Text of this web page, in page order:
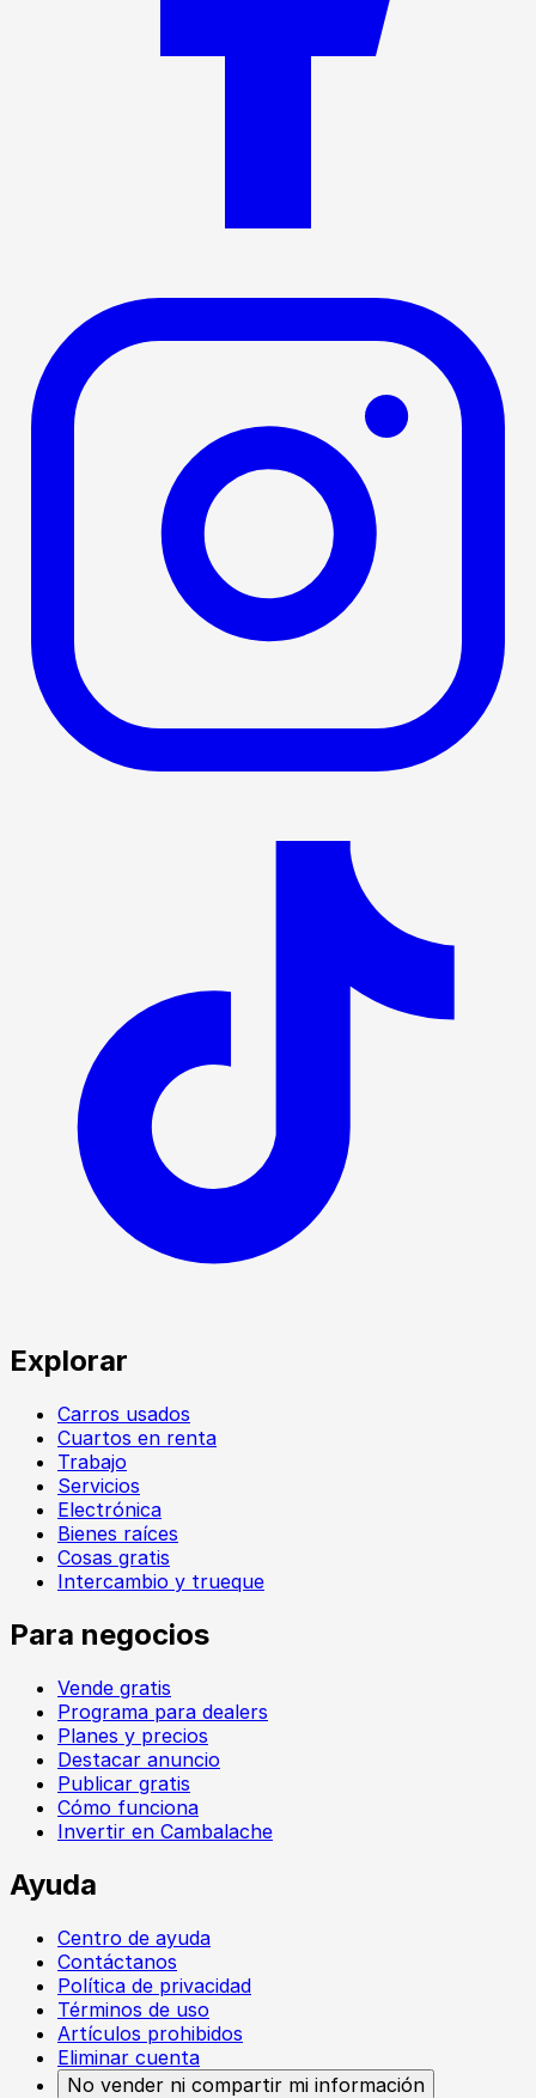
Explorar
Carros usados
Cuartos en renta
Trabajo
Servicios
Electrónica
Bienes raíces
Cosas gratis
Intercambio y trueque
Para negocios
Vende gratis
Programa para dealers
Planes y precios
Destacar anuncio
Publicar gratis
Cómo funciona
Invertir en Cambalache
Ayuda
Centro de ayuda
Contáctanos
Política de privacidad
Términos de uso
Artículos prohibidos
Eliminar cuenta
No vender ni compartir mi información